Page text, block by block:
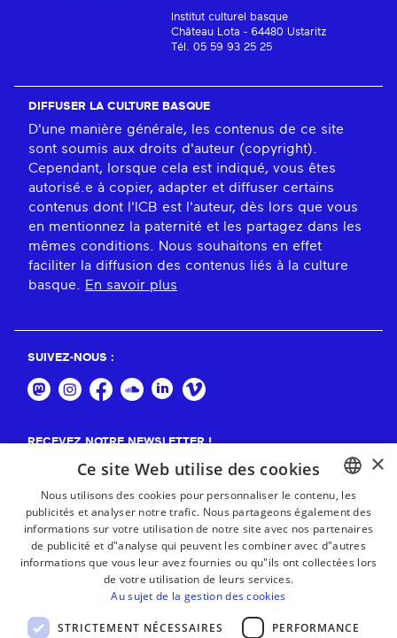
Institut culturel basque
Château Lota - 64480 Ustaritz
Tél. 05 59 93 25 25
DIFFUSER LA CULTURE BASQUE
D'une manière générale, les contenus de ce site
sont soumis aux droits d'auteur (copyright).
Cependant, lorsque cela est indiqué, vous êtes
autorisé.e à copier, adapter et diffuser certains
contenus dont l'ICB est l'auteur, dès lors que vous
en mentionnez la paternité et les partagez dans les
mêmes conditions. Nous souhaitons en effet
faciliter la diffusion des contenus liés à la culture
basque.
En savoir plus
SUIVEZ-NOUS :
RECEVEZ NOTRE NEWSLETTER !
BASQUE
FRENCH
×
Ce site Web utilise des cookies
Nous utilisons des cookies pour personnaliser le contenu, les
publicités et analyser notre trafic. Nous partageons également des
informations sur votre utilisation de notre site avec nos partenaires
de publicité et d"analyse qui peuvent les combiner avec d"autres
informations que vous leur avez fournies ou qu"ils ont collectées lors
de votre utilisation de leurs services.
Au sujet de la gestion des cookies
STRICTEMENT NÉCESSAIRES PERFORMANCE